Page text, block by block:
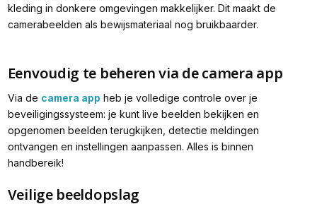
kleding in donkere omgevingen makkelijker. Dit maakt de
camerabeelden als bewijsmateriaal nog bruikbaarder.
Eenvoudig te beheren via de camera app
Via de camera app heb je volledige controle over je
beveiligingssysteem: je kunt live beelden bekijken en
opgenomen beelden terugkijken, detectie meldingen
ontvangen en instellingen aanpassen. Alles is binnen
handbereik!
Veilige beeldopslag